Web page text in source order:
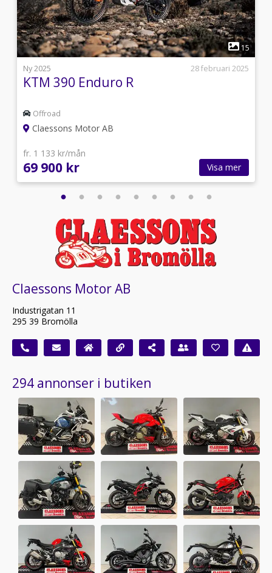
1
15
Ny 2025
28 februari 2025
KTM 390 Enduro R
Offroad
Claessons Motor AB
fr. 1 133 kr/mån
69 900 kr Visa mer
Claessons Motor AB
Industrigatan 11
295 39 Bromölla
294 annonser i butiken